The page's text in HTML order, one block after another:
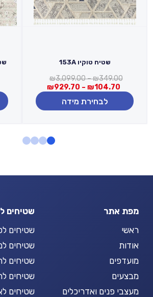
שטיח טוקיו 153A
₪349.00
–
₪3,099.00
טווח
מחירים:
⁦₪3,099.00⁩
₪104.70
–
₪929.70
טווח
מחירים:
עד
לבחירת מידה
מפת אתר
ראשי
אודות
מועדפים
מבצעים
מעצבי פנים ואדריכלים
שטיחים
שטיחים
שטיחים
שטיחים
שטיחים
שטיחים